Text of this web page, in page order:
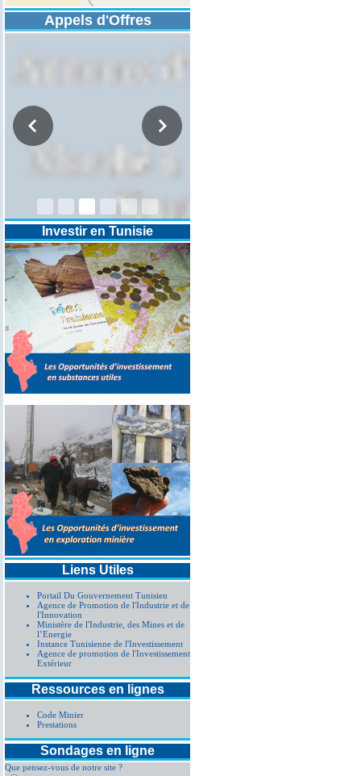
Appels d'Offres
DESIGNATION D’UN REVISEUR
EXERCICES 2025-2026-2027
Investir en Tunisie
Liens Utiles
Portail Du Gouvernement Tunisien
Agence de Promotion de l'Industrie et de
l'Innovation
Ministère de l'Industrie, des Mines et de
l’Energie
Instance Tunisienne de l'Investissement
Agence de promotion de l'Investissement
Extérieur
Ressources en lignes
Code Minier
Prestations
Sondages en ligne
Que pensez-vous de notre site ?